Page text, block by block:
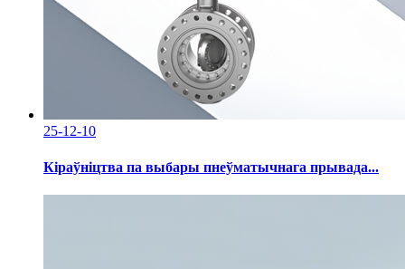
25-12-10
Кіраўніцтва па выбары пнеўматычнага прывада...